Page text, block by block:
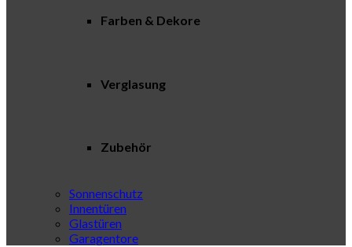
Farben & Dekore
Verglasung
Zubehör
Sonnenschutz
Innentüren
Glastüren
Garagentore